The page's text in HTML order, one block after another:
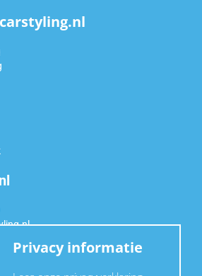
Privacy informatie